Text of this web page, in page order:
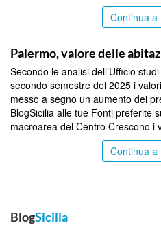
Continua a
Palermo, valore delle
Secondo le analisi dell’Ufficio
secondo semestre del 2025 i
messo a segno un aumento dei
BlogSicilia alle tue Fonti preferite
macroarea del Centro Crescono i
Continua a
BlogSicilia